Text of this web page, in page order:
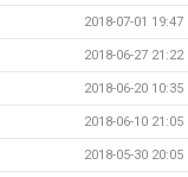
2018-07-01 19:47
2018-06-27 21:22
2018-06-20 10:35
2018-06-10 21:05
2018-05-30 20:05